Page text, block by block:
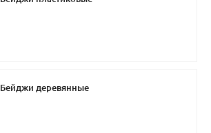
Бейджи деревянные